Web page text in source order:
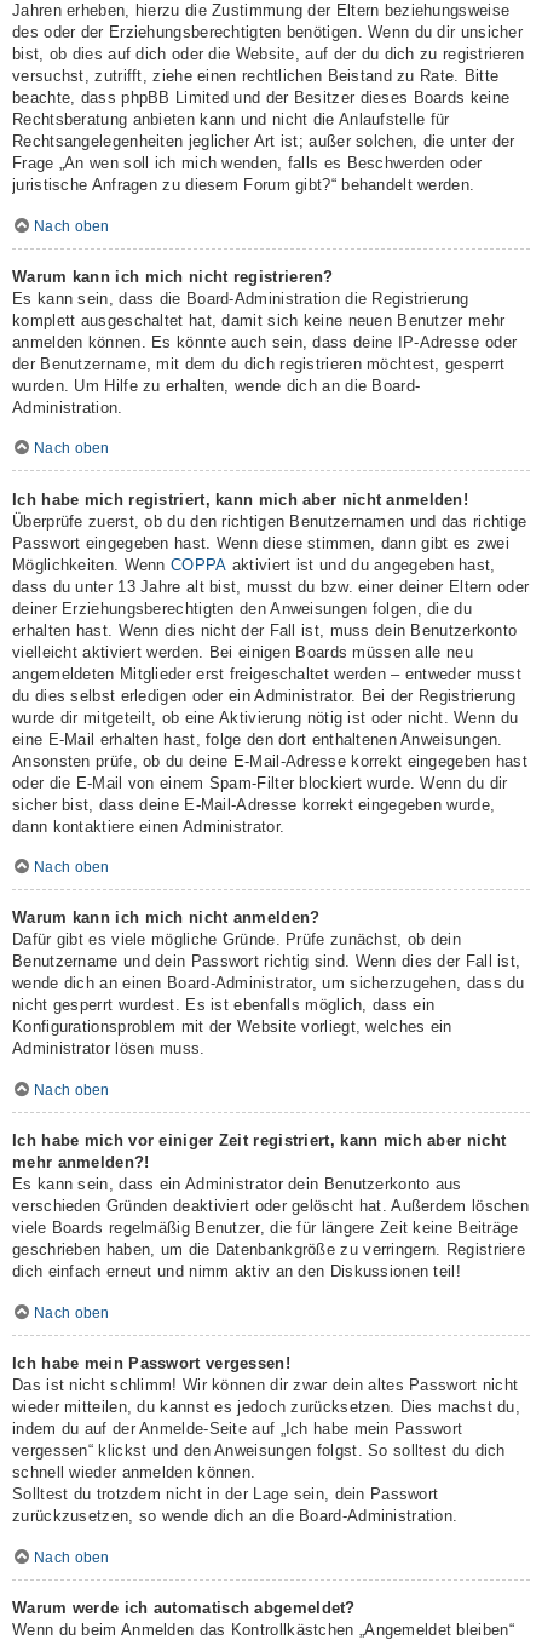
Jahren erheben, hierzu die Zustimmung der Eltern beziehungsweise
des oder der Erziehungsberechtigten benötigen. Wenn du dir unsicher
bist, ob dies auf dich oder die Website, auf der du dich zu registrieren
versuchst, zutrifft, ziehe einen rechtlichen Beistand zu Rate. Bitte
beachte, dass phpBB Limited und der Besitzer dieses Boards keine
Rechtsberatung anbieten kann und nicht die Anlaufstelle für
Rechtsangelegenheiten jeglicher Art ist; außer solchen, die unter der
Frage „An wen soll ich mich wenden, falls es Beschwerden oder
juristische Anfragen zu diesem Forum gibt?“ behandelt werden.
Nach oben
Warum kann ich mich nicht registrieren?
Es kann sein, dass die Board-Administration die Registrierung
komplett ausgeschaltet hat, damit sich keine neuen Benutzer mehr
anmelden können. Es könnte auch sein, dass deine IP-Adresse oder
der Benutzername, mit dem du dich registrieren möchtest, gesperrt
wurden. Um Hilfe zu erhalten, wende dich an die Board-
Administration.
Nach oben
Ich habe mich registriert, kann mich aber nicht anmelden!
Überprüfe zuerst, ob du den richtigen Benutzernamen und das richtige
Passwort eingegeben hast. Wenn diese stimmen, dann gibt es zwei
Möglichkeiten. WennCOPPA aktiviert ist und du angegeben hast,
dass du unter 13 Jahre alt bist, musst du bzw. einer deiner Eltern oder
deiner Erziehungsberechtigten den Anweisungen folgen, die du
erhalten hast. Wenn dies nicht der Fall ist, muss dein Benutzerkonto
vielleicht aktiviert werden. Bei einigen Boards müssen alle neu
angemeldeten Mitglieder erst freigeschaltet werden – entweder musst
du dies selbst erledigen oder ein Administrator. Bei der Registrierung
wurde dir mitgeteilt, ob eine Aktivierung nötig ist oder nicht. Wenn du
eine E-Mail erhalten hast, folge den dort enthaltenen Anweisungen.
Ansonsten prüfe, ob du deine E-Mail-Adresse korrekt eingegeben hast
oder die E-Mail von einem Spam-Filter blockiert wurde. Wenn du dir
sicher bist, dass deine E-Mail-Adresse korrekt eingegeben wurde,
dann kontaktiere einen Administrator.
Nach oben
Warum kann ich mich nicht anmelden?
Dafür gibt es viele mögliche Gründe. Prüfe zunächst, ob dein
Benutzername und dein Passwort richtig sind. Wenn dies der Fall ist,
wende dich an einen Board-Administrator, um sicherzugehen, dass du
nicht gesperrt wurdest. Es ist ebenfalls möglich, dass ein
Konfigurationsproblem mit der Website vorliegt, welches ein
Administrator lösen muss.
Nach oben
Ich habe mich vor einiger Zeit registriert, kann mich aber nicht
mehr anmelden?!
Es kann sein, dass ein Administrator dein Benutzerkonto aus
verschieden Gründen deaktiviert oder gelöscht hat. Außerdem löschen
viele Boards regelmäßig Benutzer, die für längere Zeit keine Beiträge
geschrieben haben, um die Datenbankgröße zu verringern. Registriere
dich einfach erneut und nimm aktiv an den Diskussionen teil!
Nach oben
Ich habe mein Passwort vergessen!
Das ist nicht schlimm! Wir können dir zwar dein altes Passwort nicht
wieder mitteilen, du kannst es jedoch zurücksetzen. Dies machst du,
indem du auf der Anmelde-Seite auf „Ich habe mein Passwort
vergessen“ klickst und den Anweisungen folgst. So solltest du dich
schnell wieder anmelden können.
Solltest du trotzdem nicht in der Lage sein, dein Passwort
zurückzusetzen, so wende dich an die Board-Administration.
Nach oben
Warum werde ich automatisch abgemeldet?
Wenn du beim Anmelden das Kontrollkästchen „Angemeldet bleiben“